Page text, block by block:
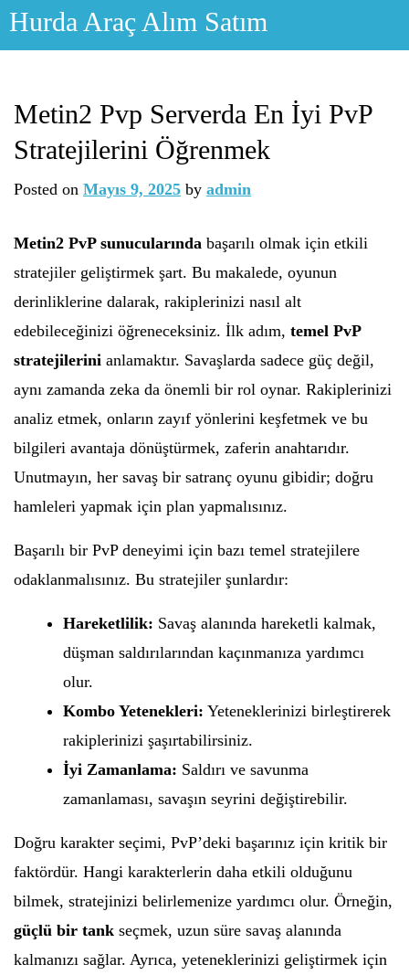
Skip
Hurda Araç Alım Satım
Metin2 Pvp Serverda En İyi PvP
Stratejilerini Öğrenmek
Posted on Mayıs 9, 2025 by admin
Metin2 PvP sunucularında başarılı olmak için etkili
stratejiler geliştirmek şart. Bu makalede, oyunun
derinliklerine dalarak, rakiplerinizi nasıl alt
edebileceğinizi öğreneceksiniz. İlk adım, temel PvP
stratejilerini anlamaktır. Savaşlarda sadece güç değil,
aynı zamanda zeka da önemli bir rol oynar. Rakiplerinizi
analiz etmek, onların zayıf yönlerini keşfetmek ve bu
bilgileri avantaja dönüştürmek, zaferin anahtarıdır.
Unutmayın, her savaş bir satranç oyunu gibidir; doğru
hamleleri yapmak için plan yapmalısınız.
Başarılı bir PvP deneyimi için bazı temel stratejilere
odaklanmalısınız. Bu stratejiler şunlardır:
Hareketlilik: Savaş alanında hareketli kalmak,
düşman saldırılarından kaçınmanıza yardımcı
olur.
Kombo Yetenekleri: Yeteneklerinizi birleştirerek
rakiplerinizi şaşırtabilirsiniz.
İyi Zamanlama: Saldırı ve savunma
zamanlaması, savaşın seyrini değiştirebilir.
Doğru karakter seçimi, PvP’deki başarınız için kritik bir
faktördür. Hangi karakterlerin daha etkili olduğunu
bilmek, stratejinizi belirlemenize yardımcı olur. Örneğin,
güçlü bir tank seçmek, uzun süre savaş alanında
kalmanızı sağlar. Ayrıca, yeteneklerinizi geliştirmek için